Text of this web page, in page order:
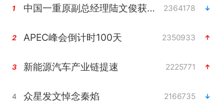
1 中国一重原副总经理陆文俊获刑15年 2364178
2 APEC峰会倒计时100天 2350933
3 新能源汽车产业链提速 2225771
4 众星发文悼念秦焰 2166735